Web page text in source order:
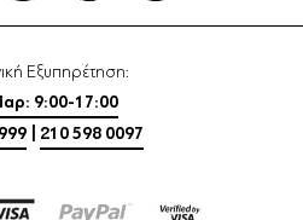
Εξυπηρέτηση:
9:00-17:00
210 598 0097